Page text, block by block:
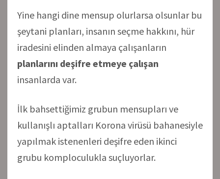
Yine hangi dine mensup olurlarsa olsunlar bu
şeytani planları, insanın seçme hakkını, hür
iradesini elinden almaya çalışanların
planlarını deşifre etmeye çalışan
insanlarda var.
İlk bahsettiğimiz grubun mensupları ve
kullanışlı aptalları Korona virüsü bahanesiyle
yapılmak istenenleri deşifre eden ikinci
grubu komploculukla suçluyorlar.